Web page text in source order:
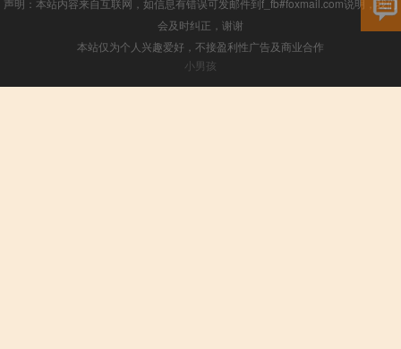
声明：本站内容来自互联网，如信息有错误可发邮件到f_fb#foxmail.com说明，我们
会及时纠正，谢谢
本站仅为个人兴趣爱好，不接盈利性广告及商业合作
小男孩